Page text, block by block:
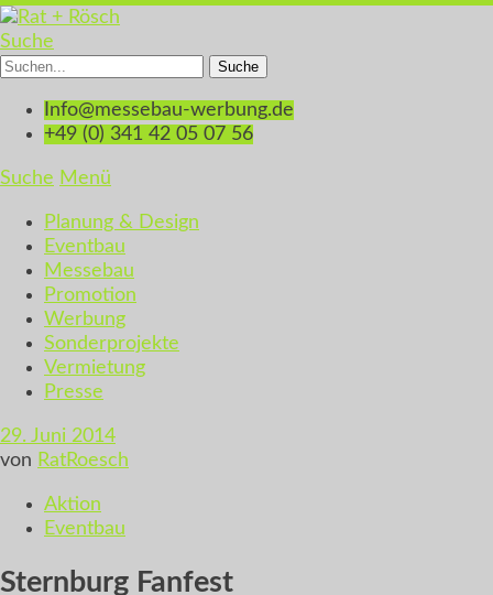
Suche
Info@messebau-werbung.de
+49 (0) 341 42 05 07 56
Suche Menü
Planung & Design
Eventbau
Messebau
Promotion
Werbung
Sonderprojekte
Vermietung
Presse
29. Juni 2014
von RatRoesch
Aktion
Eventbau
Sternburg Fanfest